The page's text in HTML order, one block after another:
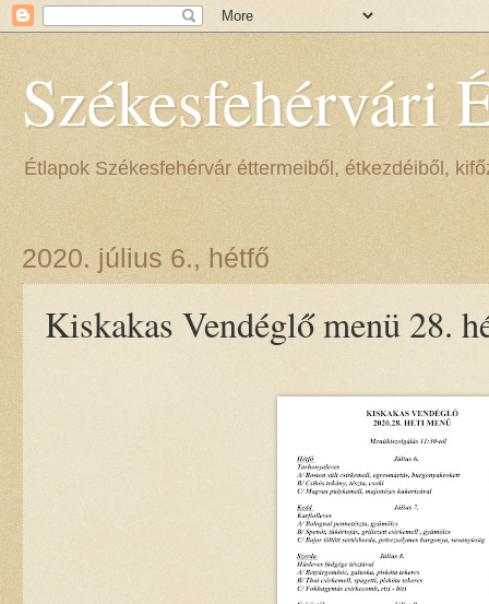
Székesfehérvári
Étlapok Székesfehérvár éttermeiből, étkezdéiből,
2020. július 6., hétfő
Kiskakas Vendéglő menü 28.